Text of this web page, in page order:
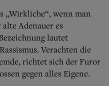
„Wirkliche“, wenn man
Adenauer es
lautet
Verachten die
richtet sich der Furor
gegen alles Eigene.